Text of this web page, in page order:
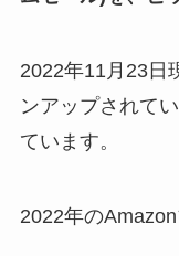
2022年11月23日
ンアップされて
ています。
2022年の